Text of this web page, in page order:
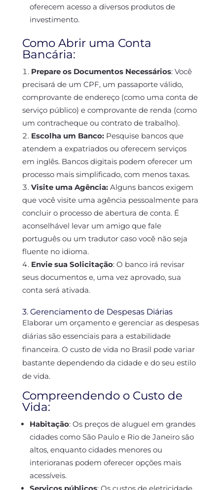
oferecem acesso a diversos produtos de
investimento.
Como Abrir uma Conta
Bancária:
Prepare os Documentos Necessários: Você
precisará de um CPF, um passaporte válido,
comprovante de endereço (como uma conta de
serviço público) e comprovante de renda (como
um contracheque ou contrato de trabalho).
Escolha um Banco:Pesquise bancos que
atendem a expatriados ou oferecem serviços
em inglês. Bancos digitais podem oferecer um
processo mais simplificado, com menos taxas.
Visite uma Agência:Alguns bancos exigem
que você visite uma agência pessoalmente para
concluir o processo de abertura de conta. É
aconselhável levar um amigo que fale
português ou um tradutor caso você não seja
fluente no idioma.
Envie sua Solicitação: O banco irá revisar
seus documentos e, uma vez aprovado, sua
conta será ativada.
3. Gerenciamento de Despesas Diárias
Elaborar um orçamento e gerenciar as despesas
diárias são essenciais para a estabilidade
financeira. O custo de vida no Brasil pode variar
bastante dependendo da cidade e do seu estilo
de vida.
Compreendendo o Custo de
Vida:
Habitação: Os preços de aluguel em grandes
cidades como São Paulo e Rio de Janeiro são
altos, enquanto cidades menores ou
interioranas podem oferecer opções mais
acessíveis.